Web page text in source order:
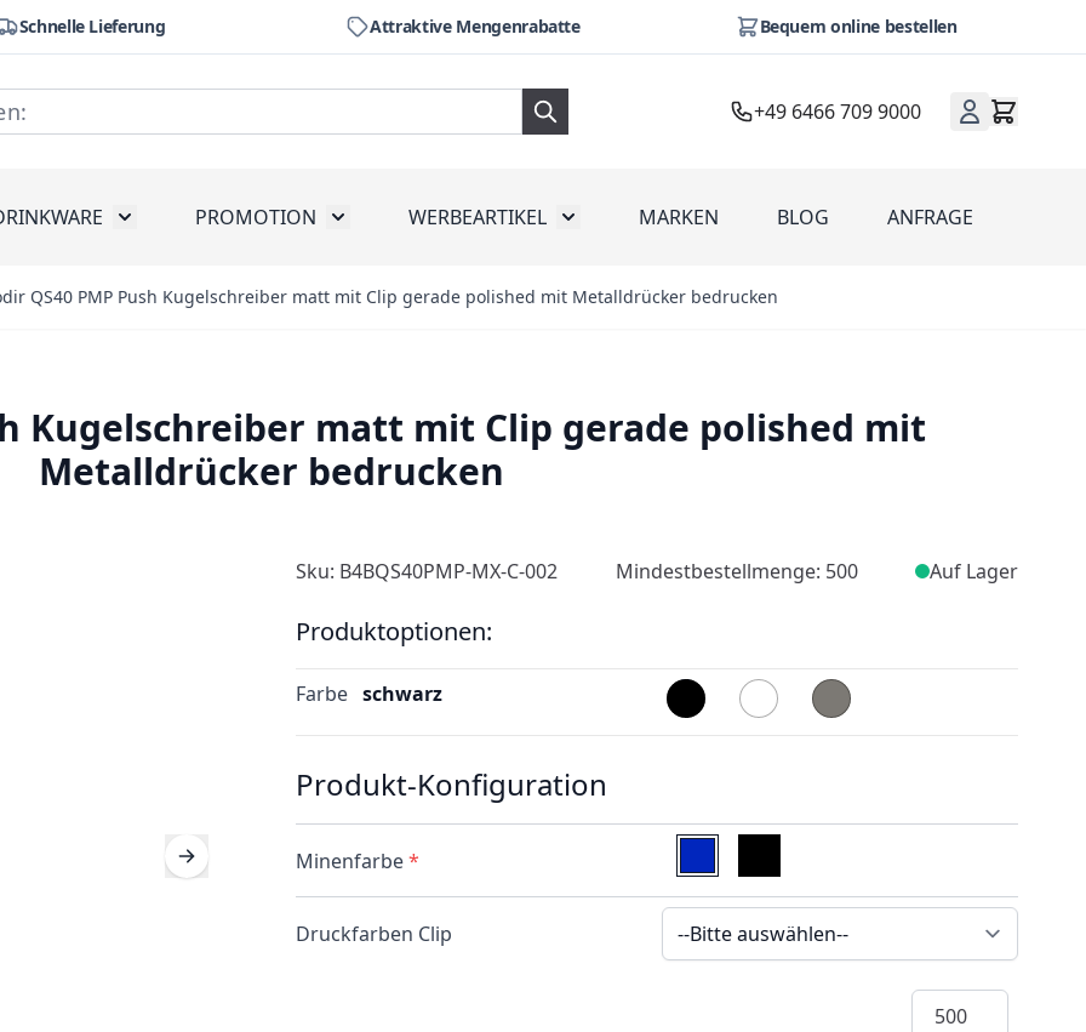
Schnelle Lieferung Attraktive Mengenrabatte Bequem online bestellen
+49 6466 709 9000
for WerkzeugToggle submenu for Drinkware
PROMOTION Toggle submenu for Promotion
WERBEARTIKEL Toggle submenu for Werbeartikel
MARKEN BLOG ANFRAGE
QS40 PMP Push Kugelschreiber matt mit Clip gerade polished mit Metalldrücker bedrucken
Kugelschreiber matt mit Clip gerade polished mit
Metalldrücker bedrucken
Sku: B4BQS40PMP-MX-C-002 Mindestbestellmenge: 500 Auf Lager
Produktoptionen:
Farbe schwarz
Produkt-Konfiguration
Minenfarbe*
Druckfarben Clip
Menge